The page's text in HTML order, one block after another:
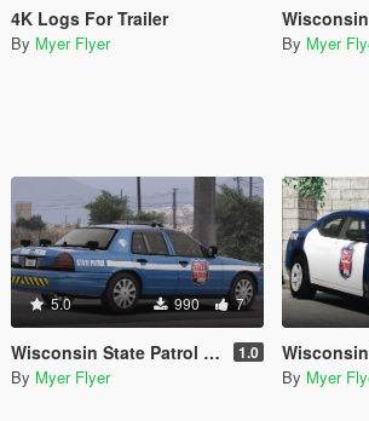
4K Logs For Trailer
By Myer Flyer
Wisconsin
By Myer
5.0 990 7
Wisconsin State Patrol 2011 CVPI/Crown Victoria 1.0
By Myer Flyer
Wisconsin State
By Myer